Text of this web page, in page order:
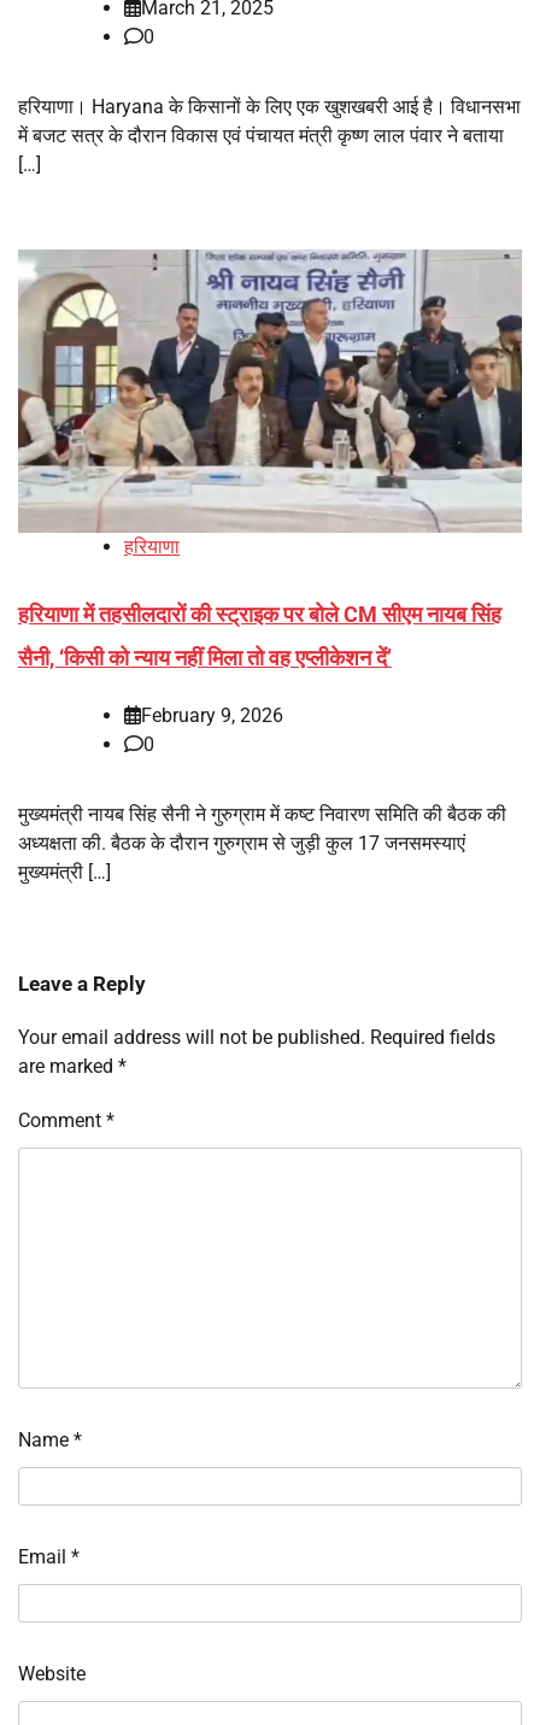
March 21, 2025
0
हरियाणा। Haryana के किसानों के लिए एक खुशखबरी आई है। विधानसभा
में बजट सत्र के दौरान विकास एवं पंचायत मंत्री कृष्ण लाल पंवार ने बताया
[…]
हरियाणा
हरियाणा में तहसीलदारों की स्ट्राइक पर बोले CM सीएम नायब सिंह
सैनी, ‘किसी को न्याय नहीं मिला तो वह एप्लीकेशन दें’
February 9, 2026
0
मुख्यमंत्री नायब सिंह सैनी ने गुरुग्राम में कष्ट निवारण समिति की बैठक की
अध्यक्षता की. बैठक के दौरान गुरुग्राम से जुड़ी कुल 17 जनसमस्याएं
मुख्यमंत्री […]
Leave a Reply
Your email address will not be published. Required fields
are marked *
Comment *
Name *
Email *
Website